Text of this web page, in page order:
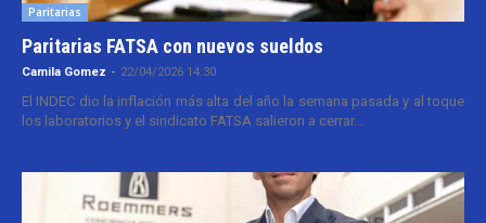
Paritarias
Paritarias FATSA con nuevos sueldos
Camila Gomez - 22/04/2026 14:30
El INDEC dio la inflación más alta del año la semana pasada y al toque
los laboratorios y el sindicato FATSA salieron a cerrar...